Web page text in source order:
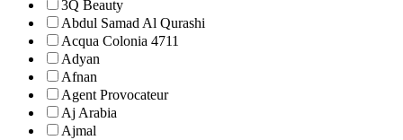
3Q Beauty
Abdul Samad Al Qurashi
Acqua Colonia 4711
Adyan
Afnan
Agent Provocateur
Aj Arabia
Ajmal